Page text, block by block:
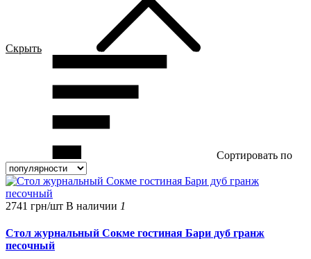
Скрыть
Сортировать по
2741 грн/шт В наличии 1
Стол журнальный Сокме гостиная Бари дуб гранж
песочный